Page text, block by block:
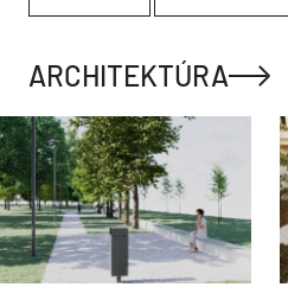
ARCHITEKTÚRA